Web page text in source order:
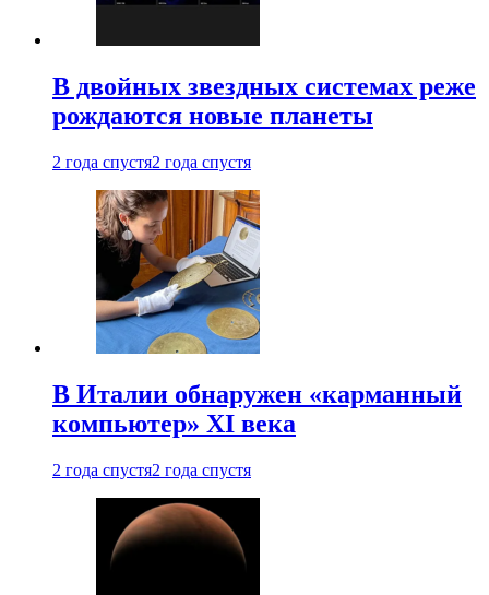
В двойных звездных системах реже
рождаются новые планеты
2 года спустя2 года спустя
В Италии обнаружен «карманный
компьютер» XI века
2 года спустя2 года спустя